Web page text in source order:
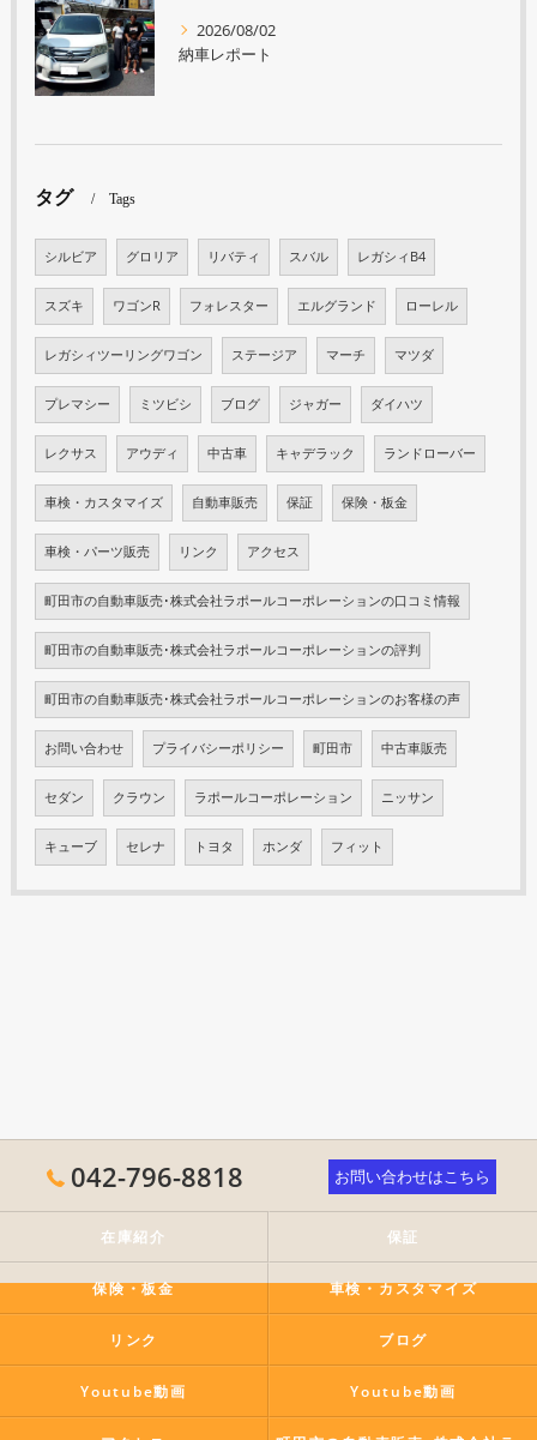
2026/08/02
納車レポート
タグ Tags
シルビア グロリア リバティ スバル レガシィB4
スズキ ワゴンR フォレスター エルグランド ローレル
レガシィツーリングワゴン ステージア マーチ マツダ
プレマシー ミツビシ ブログ ジャガー ダイハツ
レクサス アウディ 中古車 キャデラック ランドローバー
車検・カスタマイズ 自動車販売 保証 保険・板金
車検・パーツ販売 リンク アクセス
町田市の自動車販売･株式会社ラポールコーポレーションの口コミ情報
町田市の自動車販売･株式会社ラポールコーポレーションの評判
町田市の自動車販売･株式会社ラポールコーポレーションのお客様の声
お問い合わせ プライバシーポリシー 町田市 中古車販売
セダン クラウン ラポールコーポレーション ニッサン
キューブ セレナ トヨタ ホンダ フィット
042-796-8818 お問い合わせはこちら
在庫紹介 保証
保険・板金 車検・カスタマイズ
リンク ブログ
Youtube動画 Youtube動画